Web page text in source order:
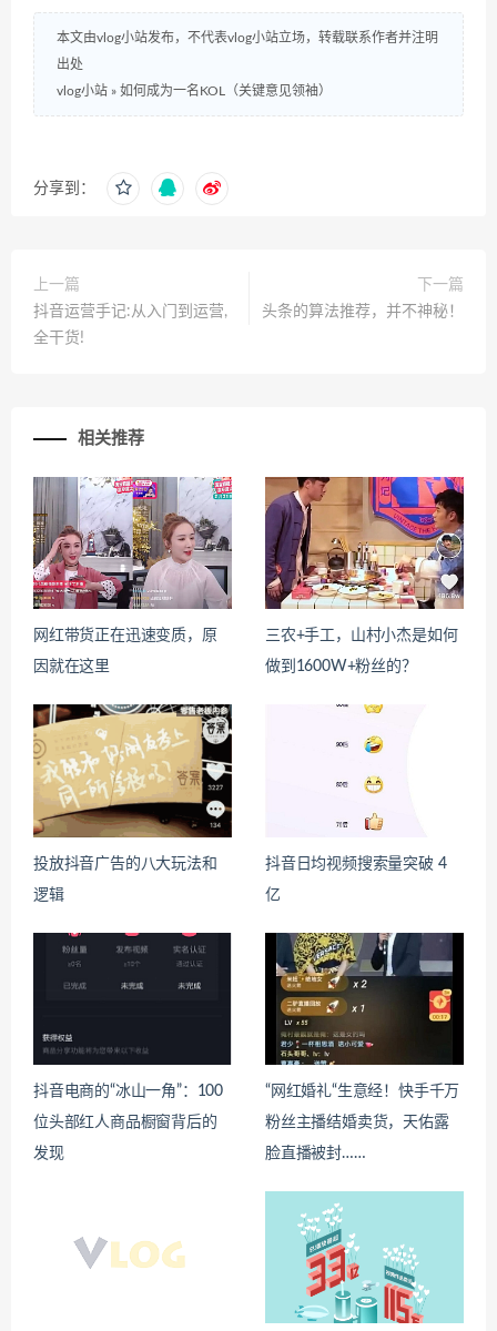
本文由vlog小站发布，不代表vlog小站立场，转载联系作者并注明
出处
vlog小站 » 如何成为一名KOL（关键意见领袖）
分享到：
上一篇
抖音运营手记:从入门到运营,
全干货!
下一篇
头条的算法推荐，并不神秘！
相关推荐
网红带货正在迅速变质，原
因就在这里
三农+手工，山村小杰是如何
做到1600W+粉丝的？
投放抖音广告的八大玩法和
逻辑
抖音日均视频搜索量突破 4
亿
抖音电商的“冰山一角”：100
位头部红人商品橱窗背后的
发现
“网红婚礼“生意经！快手千万
粉丝主播结婚卖货，天佑露
脸直播被封……